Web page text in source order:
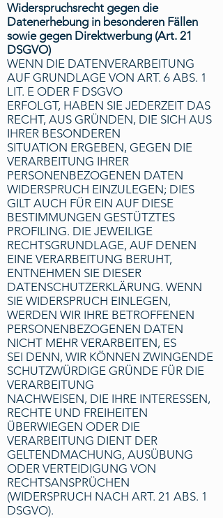
Widerspruchsrecht gegen die
Datenerhebung in besonderen Fällen
sowie gegen Direktwerbung (Art. 21
DSGVO)
WENN DIE DATENVERARBEITUNG
AUF GRUNDLAGE VON ART. 6 ABS. 1
LIT. E ODER F DSGVO
ERFOLGT, HABEN SIE JEDERZEIT DAS
RECHT, AUS GRÜNDEN, DIE SICH AUS
IHRER BESONDEREN
SITUATION ERGEBEN, GEGEN DIE
VERARBEITUNG IHRER
PERSONENBEZOGENEN DATEN
WIDERSPRUCH EINZULEGEN; DIES
GILT AUCH FÜR EIN AUF DIESE
BESTIMMUNGEN GESTÜTZTES
PROFILING. DIE JEWEILIGE
RECHTSGRUNDLAGE, AUF DENEN
EINE VERARBEITUNG BERUHT,
ENTNEHMEN SIE DIESER
DATENSCHUTZERKLÄRUNG. WENN
SIE WIDERSPRUCH EINLEGEN,
WERDEN WIR IHRE BETROFFENEN
PERSONENBEZOGENEN DATEN
NICHT MEHR VERARBEITEN, ES
SEI DENN, WIR KÖNNEN ZWINGENDE
SCHUTZWÜRDIGE GRÜNDE FÜR DIE
VERARBEITUNG
NACHWEISEN, DIE IHRE INTERESSEN,
RECHTE UND FREIHEITEN
ÜBERWIEGEN ODER DIE
VERARBEITUNG DIENT DER
GELTENDMACHUNG, AUSÜBUNG
ODER VERTEIDIGUNG VON
RECHTSANSPRÜCHEN
(WIDERSPRUCH NACH ART. 21 ABS. 1
DSGVO).